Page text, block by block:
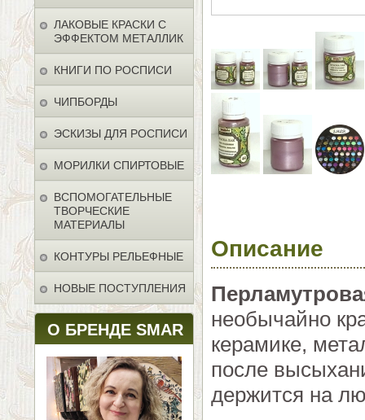
ЛАКОВЫЕ КРАСКИ С
ЭФФЕКТОМ МЕТАЛЛИК
КНИГИ ПО РОСПИСИ
ЧИПБОРДЫ
ЭСКИЗЫ ДЛЯ РОСПИСИ
МОРИЛКИ СПИРТОВЫЕ
ВСПОМОГАТЕЛЬНЫЕ
ТВОРЧЕСКИЕ
МАТЕРИАЛЫ
КОНТУРЫ РЕЛЬЕФНЫЕ
НОВЫЕ ПОСТУПЛЕНИЯ
О БРЕНДЕ SMAR
Описание
необычайно
керамике,
после
держится на